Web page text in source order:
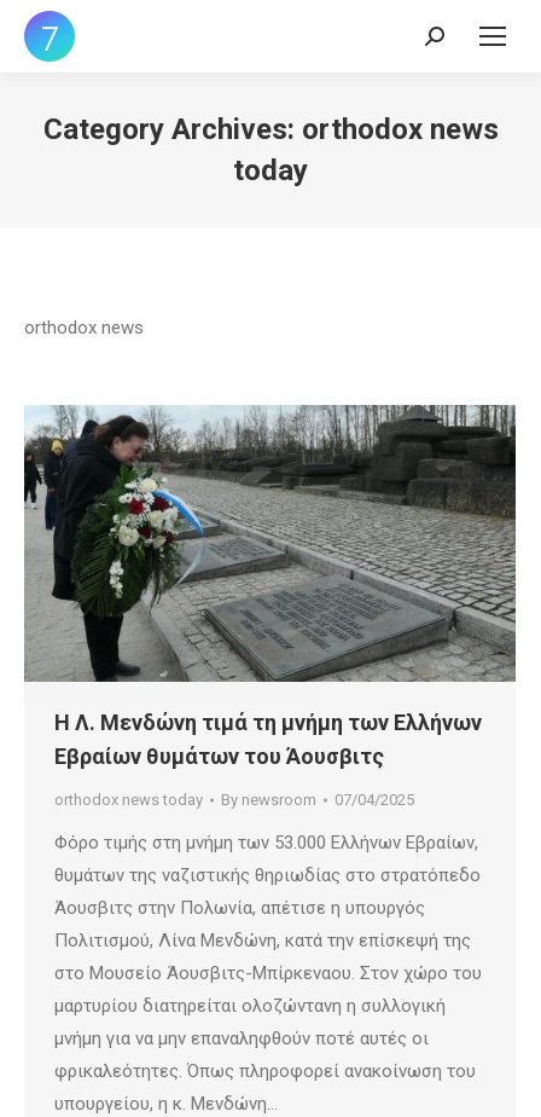
Search:
Category Archives: orthodox news
today
orthodox news
Η Λ. Μενδώνη τιμά τη μνήμη των Ελλήνων
Εβραίων θυμάτων του Άουσβιτς
orthodox news today By newsroom 07/04/2025
Φόρο τιμής στη μνήμη των 53.000 Ελλήνων Εβραίων,
θυμάτων της ναζιστικής θηριωδίας στο στρατόπεδο
Άουσβιτς στην Πολωνία, απέτισε η υπουργός
Πολιτισμού, Λίνα Μενδώνη, κατά την επίσκεψή της
στο Μουσείο Άουσβιτς-Μπίρκεναου. Στον χώρο του
μαρτυρίου διατηρείται ολοζώντανη η συλλογική
μνήμη για να μην επαναληφθούν ποτέ αυτές οι
φρικαλεότητες. Όπως πληροφορεί ανακοίνωση του
υπουργείου, η κ. Μενδώνη…